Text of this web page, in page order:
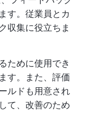
す。従業員とカ
収集に役立ちま
ために使用でき
す。また、評価
ルドも用意され
て、改善のため